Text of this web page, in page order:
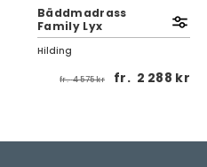
Bäddmadrass
Family Lyx
Hilding
fr.4 575 kr fr. 2 288 kr